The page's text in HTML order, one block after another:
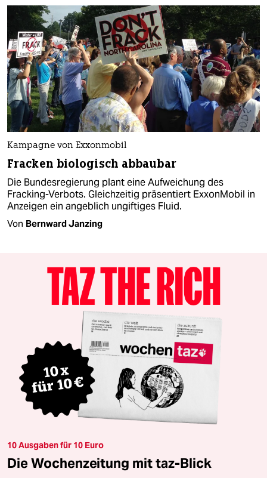
Kampagne von Exxonmobil
Fracken biologisch abbaubar
Die Bundesregierung plant eine Aufweichung des
Fracking-Verbots. Gleichzeitig präsentiert ExxonMobil in
Anzeigen ein angeblich ungiftiges Fluid.
Von Bernward Janzing
10 Ausgaben für 10 Euro
Die Wochenzeitung mit taz-Blick